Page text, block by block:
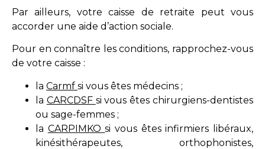
Par ailleurs, votre caisse de retraite peut vous
accorder une aide d’action sociale.
Pour en connaître les conditions, rapprochez-vous
de votre caisse :
la Carmf si vous êtes médecins ;
la CARCDSF si vous êtes chirurgiens-dentistes
ou sage-femmes ;
la CARPIMKOsi vous êtes infirmiers libéraux,
kinésithérapeutes, orthophonistes,